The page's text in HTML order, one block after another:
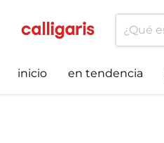
inicio en tendencia